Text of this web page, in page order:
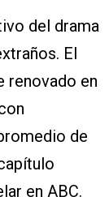
del drama
El
renovado en
de
en ABC.